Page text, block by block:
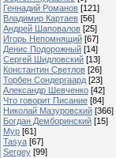
Геннадий Романов [121]
Владимир Картаев [56]
Андрей Шаповалов [25]
Игорь Непомнящий [67]
Денис Подорожный [14]
Сергей Шидловский [13]
Константин Светлов [26]
Торбен Сондергаард [23]
Александр Шевченко [42]
Что говорит Писание [84]
Николай Мазуровский [366]
Богдан Демборинский [15]
Мур [61]
Tasya [67]
Sergey [99]